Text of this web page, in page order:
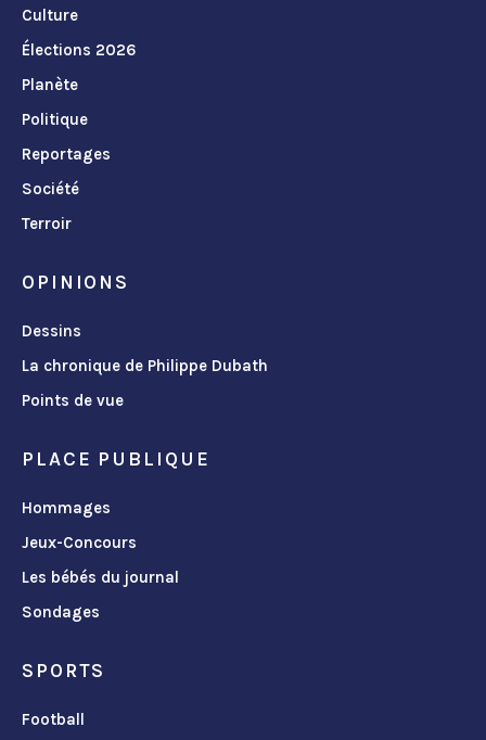
Culture
Élections 2026
Planète
Politique
Reportages
Société
Terroir
OPINIONS
Dessins
La chronique de Philippe Dubath
Points de vue
PLACE PUBLIQUE
Hommages
Jeux-Concours
Les bébés du journal
Sondages
SPORTS
Football